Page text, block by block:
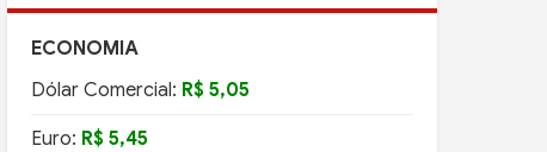
ECONOMIA
Dólar Comercial: R$ 5,05
Euro: R$ 5,45